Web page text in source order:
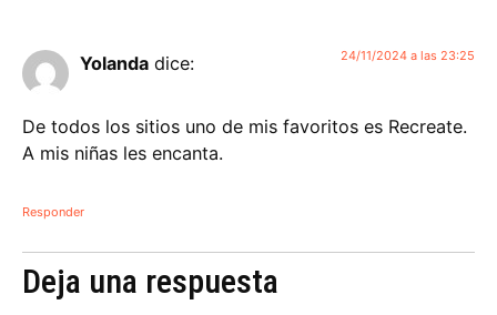
Yolanda dice: 24/11/2024 a las 23:25
De todos los sitios uno de mis favoritos es Recreate.
A mis niñas les encanta.
Responder
Deja una respuesta